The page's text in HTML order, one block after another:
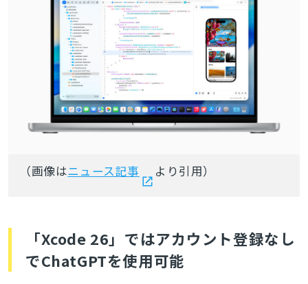
（画像はニュース記事 より引用）
「Xcode 26」ではアカウント登録なし
でChatGPTを使用可能